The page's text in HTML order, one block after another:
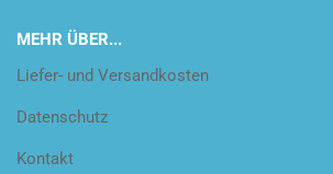
MEHR ÜBER...
Liefer- und Versandkosten
Datenschutz
Kontakt